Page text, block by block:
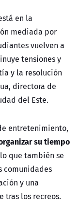
en la
mediada por
vuelven a
tensiones y
y la resolución
directora de
del Este.
entretenimiento,
su tiempo
que también se
comunidades
y una
tras los recreos.